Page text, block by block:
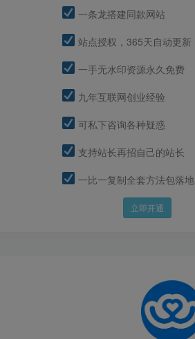
一条龙搭建同款网站
站点授权，365天自动更新
一手无水印资源永久免费
九年互联网创业经验
可私下咨询各种疑惑
支持站长再招自己的站长
一比一复制全套方法包落地
立即开通